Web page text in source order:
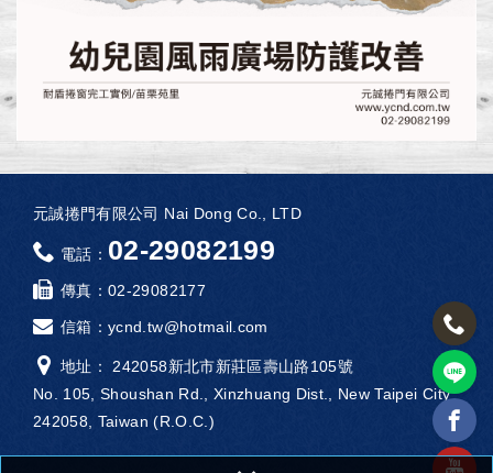
元誠捲門有限公司 Nai Dong Co., LTD
電話： 02-29082199
傳真：02-29082177
信箱：ycnd.tw@hotmail.com
地址： 242058新北市新莊區壽山路105號
No. 105, Shoushan Rd., Xinzhuang Dist., New Taipei City
242058, Taiwan (R.O.C.)